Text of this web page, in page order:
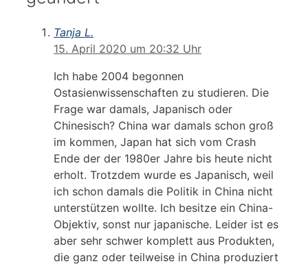
Tanja L.
15. April 2020 um 20:32 Uhr
Ich habe 2004 begonnen
Ostasienwissenschaften zu studieren. Die
Frage war damals, Japanisch oder
Chinesisch? China war damals schon groß
im kommen, Japan hat sich vom Crash
Ende der der 1980er Jahre bis heute nicht
erholt. Trotzdem wurde es Japanisch, weil
ich schon damals die Politik in China nicht
unterstützen wollte. Ich besitze ein China-
Objektiv, sonst nur japanische. Leider ist es
aber sehr schwer komplett aus Produkten,
die ganz oder teilweise in China produziert